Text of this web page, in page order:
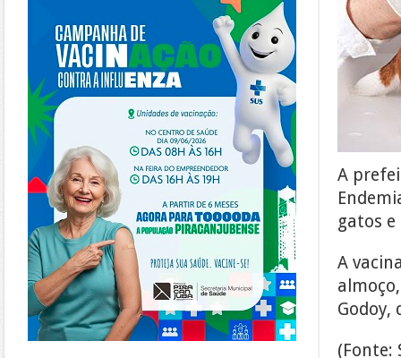
A
gatos
A
Godoy,
(Fonte: